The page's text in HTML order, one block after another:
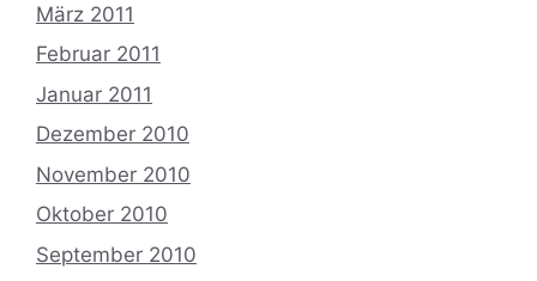
März 2011
Februar 2011
Januar 2011
Dezember 2010
November 2010
Oktober 2010
September 2010